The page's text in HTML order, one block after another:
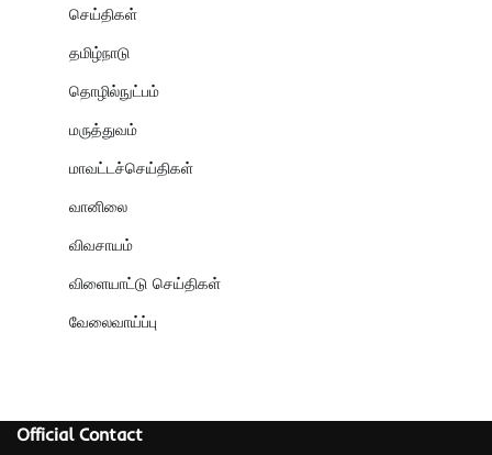
செய்திகள்
தமிழ்நாடு
தொழில்நுட்பம்
மருத்துவம்
மாவட்டச்செய்திகள்
வானிலை
விவசாயம்
விளையாட்டு செய்திகள்
வேலைவாய்ப்பு
Official Contact